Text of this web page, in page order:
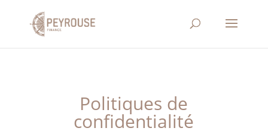
Politiques de
confidentialité